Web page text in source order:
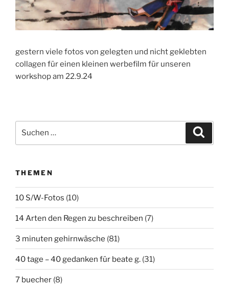
gestern viele fotos von gelegten und nicht geklebten
collagen für einen kleinen werbefilm für unseren
workshop am 22.9.24
Suchen
THEMEN
10 S/W-Fotos (10)
14 Arten den Regen zu beschreiben (7)
3 minuten gehirnwäsche (81)
40 tage – 40 gedanken für beate g. (31)
7 buecher (8)